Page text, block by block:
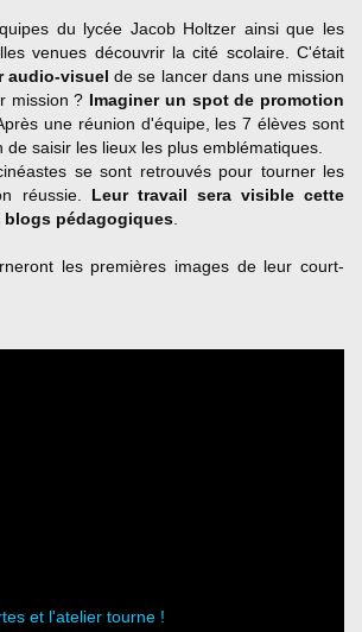
du lycée Jacob Holtzer ainsi que les
venues découvrir la cité scolaire. C'était
audio-visuelde se lancer dans une mission
mission ? Imaginer un spot de promotion
une réunion d'équipe, les 7 élèves sont
saisir les lieux les plus emblématiques.
se sont retrouvés pour tourner les
réussie.
Leur travail sera visible cette
blogs pédagogiques
les premières images de leur court-